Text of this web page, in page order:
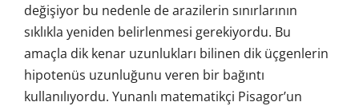
değişiyor bu nedenle de arazilerin sınırlarının
sıklıkla yeniden belirlenmesi gerekiyordu. Bu
amaçla dik kenar uzunlukları bilinen dik üçgenlerin
hipotenüs uzunluğunu veren bir bağıntı
kullanılıyordu. Yunanlı matematikçi Pisagor’un